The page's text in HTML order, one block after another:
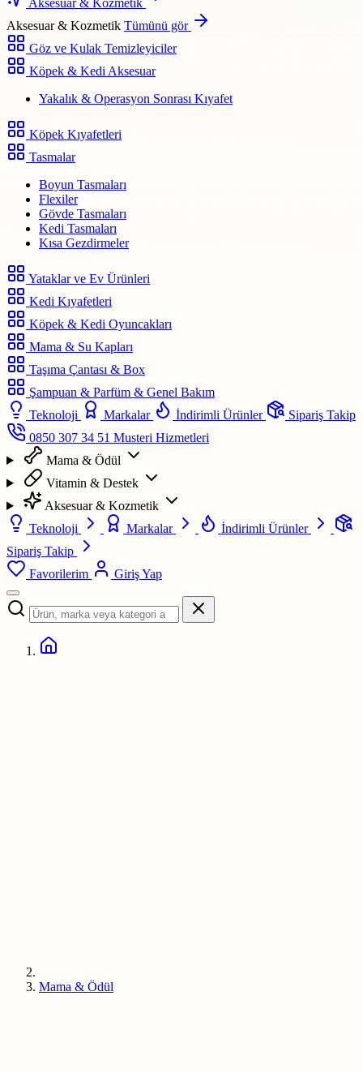
Aksesuar & Kozmetik
Aksesuar & Kozmetik Tümünü gör
Göz ve Kulak Temizleyiciler
Köpek & Kedi Aksesuar
Yakalık & Operasyon Sonrası Kıyafet
Köpek Kıyafetleri
Tasmalar
Boyun Tasmaları
Flexiler
Gövde Tasmaları
Kedi Tasmaları
Kısa Gezdirmeler
Yataklar ve Ev Ürünleri
Kedi Kıyafetleri
Köpek & Kedi Oyuncakları
Mama & Su Kapları
Taşıma Çantası & Box
Şampuan & Parfüm & Genel Bakım
Teknoloji
Markalar İndirimli Ürünler
Sipariş Takip
0850 307 34 51 Musteri Hizmetleri
Mama & Ödül
Vitamin & Destek
Aksesuar & Kozmetik
Teknoloji
Markalar
İndirimli Ürünler
Sipariş Takip
Favorilerim
Giriş Yap
Mama & Ödül